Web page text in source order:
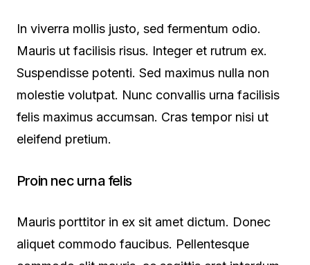
In viverra mollis justo, sed fermentum odio.
Mauris ut facilisis risus. Integer et rutrum ex.
Suspendisse potenti. Sed maximus nulla non
molestie volutpat. Nunc convallis urna facilisis
felis maximus accumsan. Cras tempor nisi ut
eleifend pretium.
Proin nec urna felis
Mauris porttitor in ex sit amet dictum. Donec
aliquet commodo faucibus. Pellentesque